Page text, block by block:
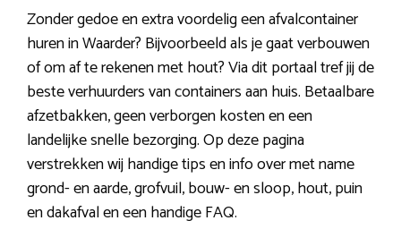
Zonder gedoe en extra voordelig een afvalcontainer
huren in Waarder? Bijvoorbeeld als je gaat verbouwen
of om af te rekenen met hout? Via dit portaal tref jij de
beste verhuurders van containers aan huis. Betaalbare
afzetbakken, geen verborgen kosten en een
landelijke snelle bezorging. Op deze pagina
verstrekken wij handige tips en info over met name
grond- en aarde, grofvuil, bouw- en sloop, hout, puin
en dakafval en een handige FAQ.